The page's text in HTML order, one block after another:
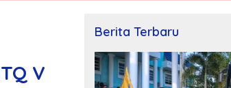
V
Berita Terbaru